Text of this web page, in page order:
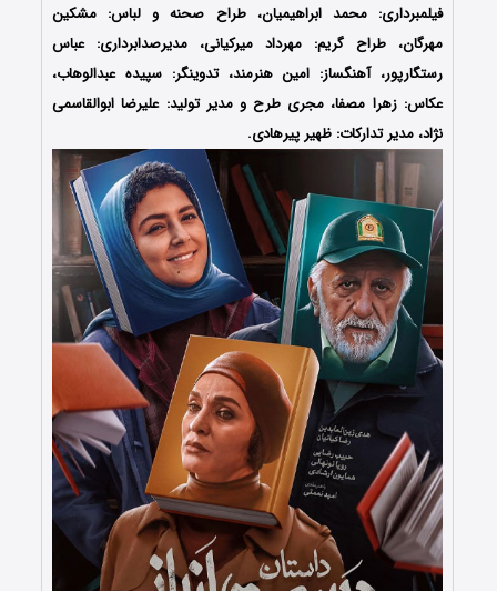
فیلمبرداری: محمد ابراهیمیان، طراح صحنه و لباس: مشکین
مهرگان، طراح گریم: مهرداد میرکیانی، مدیرصدابرداری: عباس
رستگارپور، آهنگساز: امین هنرمند، تدوینگر: سپیده عبدالوهاب،
عکاس: زهرا مصفا، مجری طرح و مدیر تولید: علیرضا ابوالقاسمی
نژاد، مدیر تدارکات: ظهیر پیرهادی.